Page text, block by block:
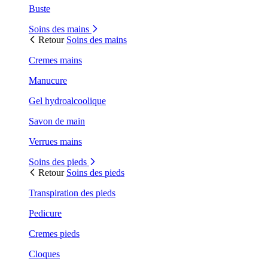
Buste
Soins des mains
Retour Soins des mains
Cremes mains
Manucure
Gel hydroalcoolique
Savon de main
Verrues mains
Soins des pieds
Retour Soins des pieds
Transpiration des pieds
Pedicure
Cremes pieds
Cloques